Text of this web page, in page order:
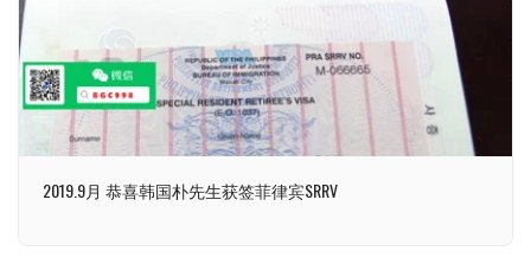
2019.9月 恭喜韩国朴先生获签菲律宾SRRV